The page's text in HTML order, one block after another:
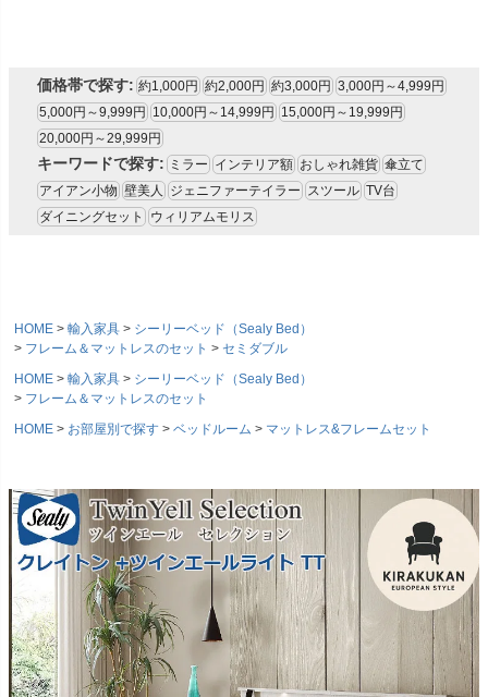
価格帯で探す: 約1,000円 約2,000円 約3,000円 3,000円～4,999円
5,000円～9,999円
10,000円～14,999円
15,000円～19,999円
20,000円～29,999円
キーワードで探す: ミラー インテリア額 おしゃれ雑貨 傘立て
アイアン小物 壁美人 ジェニファーテイラー スツール TV台
ダイニングセット
ウィリアムモリス
HOME 輸入家具
シーリーベッド（Sealy Bed）
フレーム＆マットレスのセット
セミダブル
HOME
輸入家具
シーリーベッド（Sealy Bed）
フレーム＆マットレスのセット
HOME
お部屋別で探す ベッドルーム マットレス&フレームセット